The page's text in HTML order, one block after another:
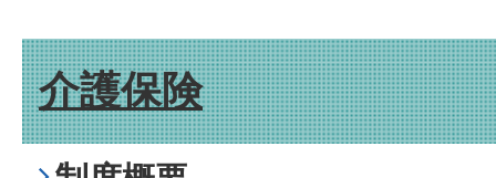
介護保険